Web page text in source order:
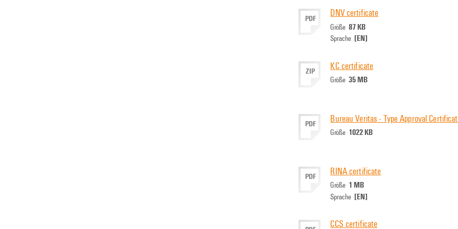
PDF DNV certificate
Größe87 KB
Sprache [EN]
ZIP KC certificate
Größe35 MB
PDF Bureau Veritas - Type Approval
Größe 1022 KB
PDF RINA certificate
Größe 1 MB
Sprache [EN]
CCS certificate